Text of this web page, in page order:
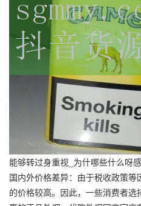
能够转过身重视_为什哪些什么呀
国内外价格差异：由于税收政策
的价格较高。因此，一些消费者